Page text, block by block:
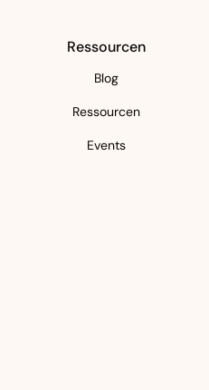
Ressourcen
Blog
Ressourcen
Events